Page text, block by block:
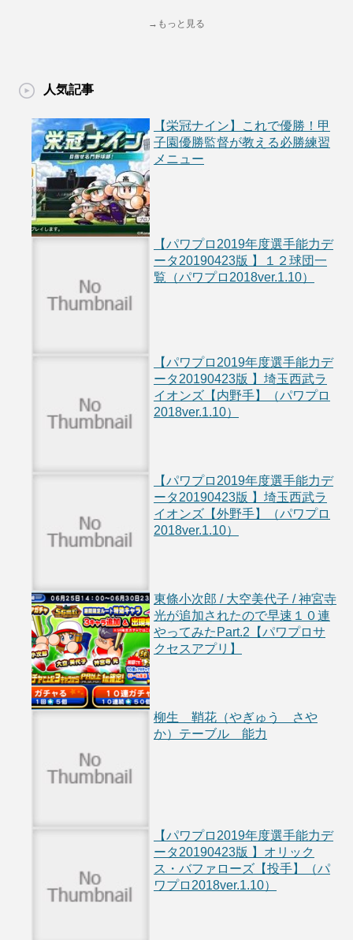
→もっと見る
人気記事
【栄冠ナイン】これで優勝！甲
子園優勝監督が教える必勝練習
メニュー
【パワプロ2019年度選手能力デ
ータ20190423版 】１２球団一
覧（パワプロ2018ver.1.10）
【パワプロ2019年度選手能力デ
ータ20190423版 】埼玉西武ラ
イオンズ【内野手】（パワプロ
2018ver.1.10）
【パワプロ2019年度選手能力デ
ータ20190423版 】埼玉西武ラ
イオンズ【外野手】（パワプロ
2018ver.1.10）
東條小次郎 / 大空美代子 / 神宮寺
光が追加されたので早速１０連
やってみたPart.2【パワプロサ
クセスアプリ】
柳生 鞘花（やぎゅう さや
か）テーブル 能力
【パワプロ2019年度選手能力デ
ータ20190423版 】オリック
ス・バファローズ【投手】（パ
ワプロ2018ver.1.10）